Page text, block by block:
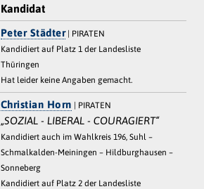
Kandidat
Peter Städter| PIRATEN
Kandidiert auf Platz 1 der Landesliste
Thüringen
Hat leider keine Angaben gemacht.
Christian Horn | PIRATEN
„SOZIAL - LIBERAL - COURAGIERT“
Kandidiert auch im Wahlkreis 196, Suhl –
Schmalkalden-Meiningen – Hildburghausen –
Sonneberg
Kandidiert auf Platz 2 der Landesliste